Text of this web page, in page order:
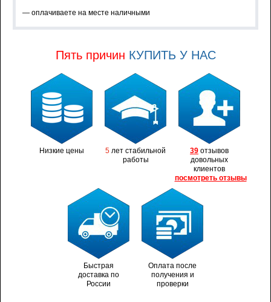
— оплачиваете на месте наличными
Пять причин КУПИТЬ У НАС
Низкие цены 5 лет стабильной
работы
39 отзывов
довольных
клиентов
посмотреть отзывы
Быстрая
доставка по
России
Оплата после
получения и
проверки